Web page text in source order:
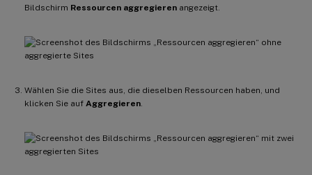
Bildschirm Ressourcen aggregieren angezeigt.
Wählen Sie die Sites aus, die dieselben Ressourcen haben, und
klicken Sie auf Aggregieren